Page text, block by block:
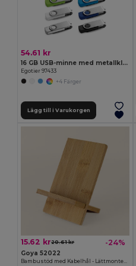
54.61 kr
16 GB USB-minne med metallklämma
Egotier 97433
+4 Färger
Lägg till i Varukorgen
15.62 kr20.61 kr -24%
Goya 52022
Bambustöd med Kabelhål - Lättmonterat, Tvådelat STACK